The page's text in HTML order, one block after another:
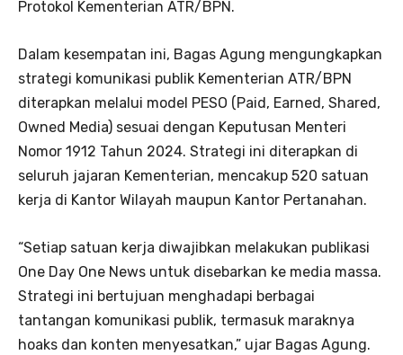
Protokol Kementerian ATR/BPN.
Dalam kesempatan ini, Bagas Agung mengungkapkan
strategi komunikasi publik Kementerian ATR/BPN
diterapkan melalui model PESO (Paid, Earned, Shared,
Owned Media) sesuai dengan Keputusan Menteri
Nomor 1912 Tahun 2024. Strategi ini diterapkan di
seluruh jajaran Kementerian, mencakup 520 satuan
kerja di Kantor Wilayah maupun Kantor Pertanahan.
“Setiap satuan kerja diwajibkan melakukan publikasi
One Day One News untuk disebarkan ke media massa.
Strategi ini bertujuan menghadapi berbagai
tantangan komunikasi publik, termasuk maraknya
hoaks dan konten menyesatkan,” ujar Bagas Agung.